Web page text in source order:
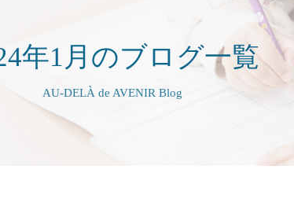
年1月のブログ一覧
AU-DELÀ de AVENIR Blog